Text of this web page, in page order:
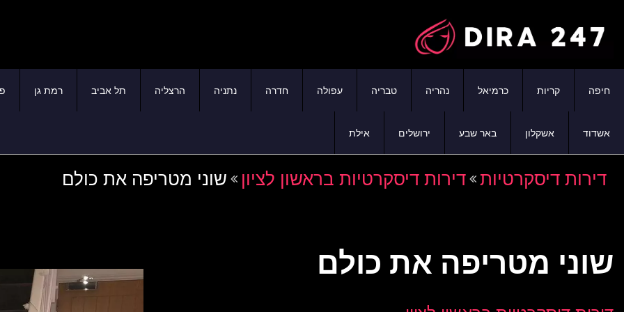
חיפה קריות כרמיאל נהריה טבריה עפולה חדרה נתניה הרצליה תל אביב רמת גן
אשדוד אשקלון באר שבע ירושלים אילת
דירות דיסקרטיות דירות דיסקרטיות בראשון לציון שוני מטריפה את כולם
שוני מטריפה את כולם